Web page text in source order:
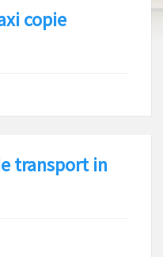
copie
transport in